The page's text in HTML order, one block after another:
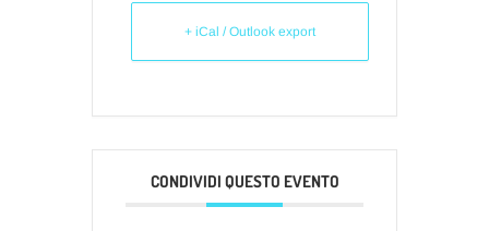
+ iCal / Outlook export
CONDIVIDI QUESTO EVENTO